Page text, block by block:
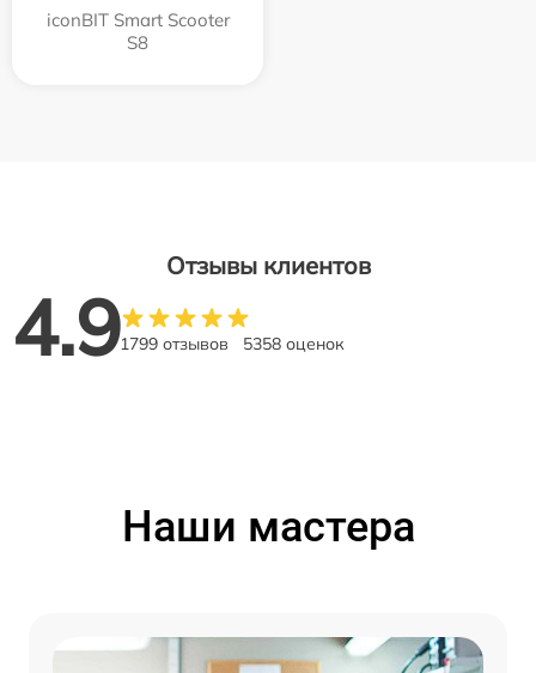
iconBIT Smart Scooter
S8
Отзывы клиентов
4.91799 отзывов 5358 оценок
Наши мастера